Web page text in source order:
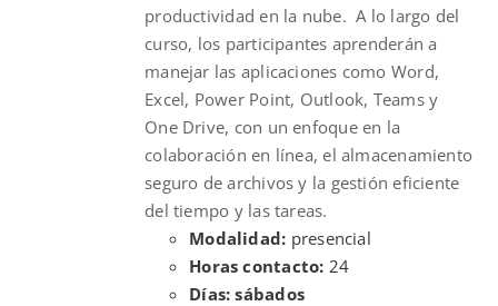
productividad en la nube. A lo largo del
curso, los participantes aprenderán a
manejar las aplicaciones como Word,
Excel, Power Point, Outlook, Teams y
One Drive, con un enfoque en la
colaboración en línea, el almacenamiento
seguro de archivos y la gestión eficiente
del tiempo y las tareas.
Modalidad: presencial
Horas contacto: 24
Días: sábados